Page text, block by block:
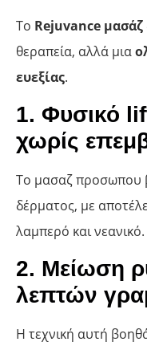
Το Rejuvance μασάζ
θεραπεία, αλλά μια
ευεξίας.
1. Φυσικό
χωρίς
Το μασαζ προσωπου
δέρματος, με
λαμπερό και νεανικό.
2. Μείωση
λεπτών
Η τεχνική αυτή